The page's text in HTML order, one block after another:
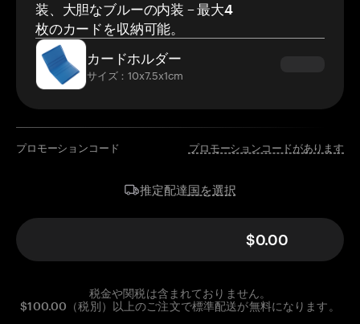
装、大胆なブルーの内装 – 最大4
枚のカードを収納可能。
カードホルダー
サイズ：10x7.5x1cm
プロモーションコード プロモーションコードがあります
推定配達国を選択
$0.00
税金や関税は含まれておりません。
$100.00（税別）以上のご注文で標準配送が無料になります。